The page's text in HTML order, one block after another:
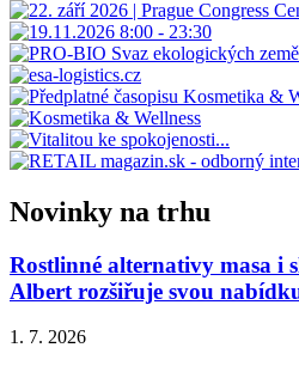
Novinky na trhu
Rostlinné alternativy masa i
Albert rozšiřuje svou
1. 7. 2026